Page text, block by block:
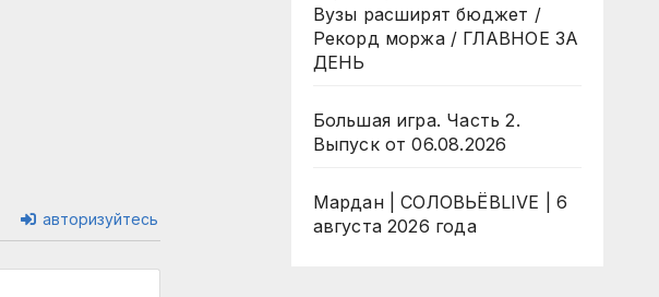
авторизуйтесь
Вузы расширят бюджет /
Рекорд моржа / ГЛАВНОЕ ЗА
ДЕНЬ
Большая игра. Часть 2.
Выпуск от 06.08.2026
Мардан | СОЛОВЬЁВLIVE | 6
августа 2026 года